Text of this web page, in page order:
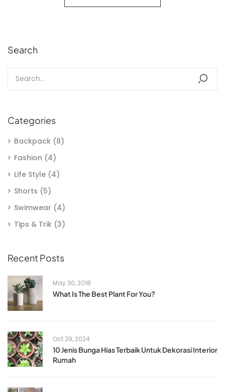
Search
Categories
Backpack (8)
Fashion (4)
Life Style (4)
Shorts (5)
Swimwear (4)
Tips & Trik (3)
Recent Posts
May 30, 2018
What Is The Best Plant For You?
Oct 29, 2024
10 Jenis Bunga Hias Terbaik Untuk Dekorasi Interior
Rumah